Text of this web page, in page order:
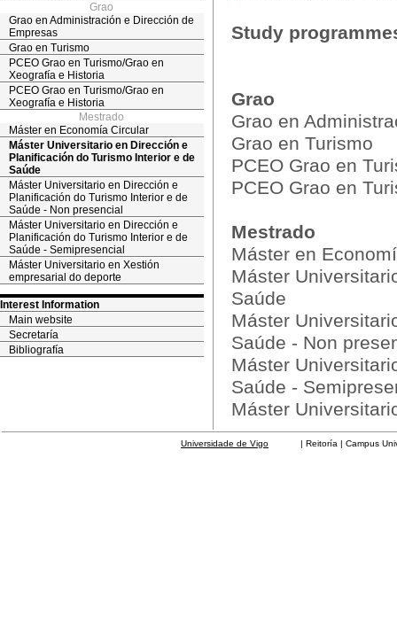
Grao
Grao en Administración e Dirección de
Empresas
Grao en Turismo
PCEO Grao en Turismo/Grao en
Xeografía e Historia
PCEO Grao en Turismo/Grao en
Xeografía e Historia
Mestrado
Máster en Economía Circular
Máster Universitario en Dirección e
Planificación do Turismo Interior e de
Saúde
Máster Universitario en Dirección e
Planificación do Turismo Interior e de
Saúde - Non presencial
Máster Universitario en Dirección e
Planificación do Turismo Interior e de
Saúde - Semipresencial
Máster Universitario en Xestión
empresarial do deporte
Interest Information
Main website
Secretaría
Bibliografía
Study
Grao
Grao en
Grao en Turismo
PCEO Grao en
PCEO Grao en
Mestrado
Máster en
Máster
Saúde
Máster
Saúde - Non
Máster
Saúde -
Máster
Universidade de Vigo | Reitoría | Campus